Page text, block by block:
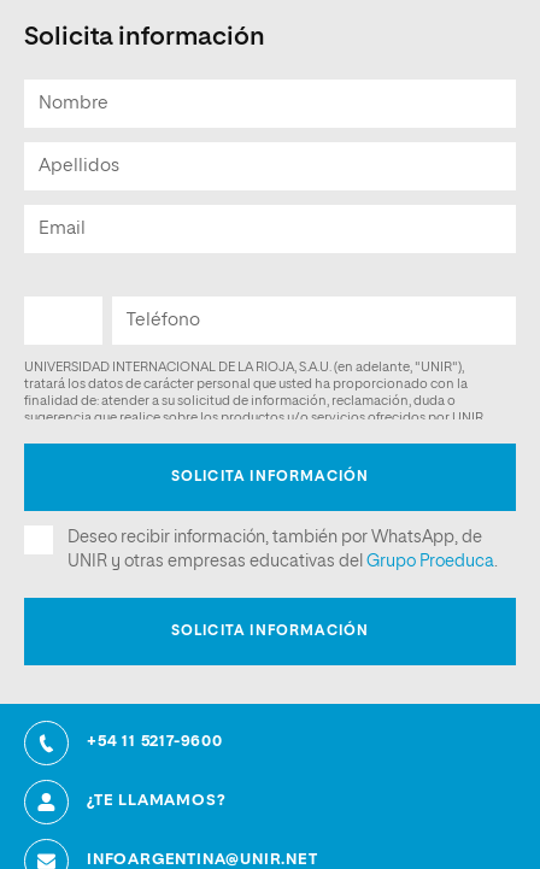
Solicita información
+54 11 5217-9600
¿TE LLAMAMOS?
INFOARGENTINA@UNIR.NET